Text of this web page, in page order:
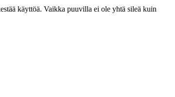
käyttöä. Vaikka puuvilla ei ole yhtä sileä kuin